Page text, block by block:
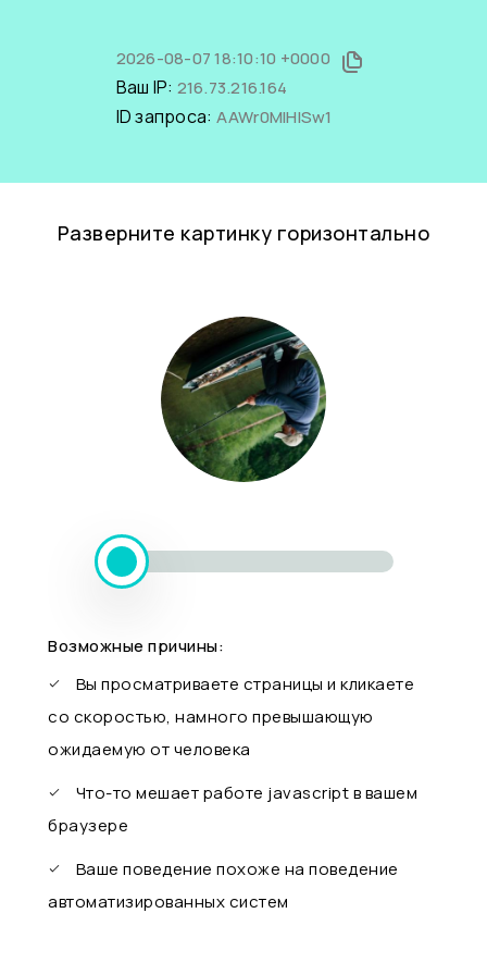
2026-08-07 18:10:10 +0000
Ваш IP: 216.73.216.164
ID запроса: AAWr0MlHlSw1
Разверните картинку горизонтально
Возможные причины:
Вы просматриваете страницы и кликаете
со скоростью, намного превышающую
ожидаемую от человека
Что-то мешает работе javascript в вашем
браузере
Ваше поведение похоже на поведение
автоматизированных систем